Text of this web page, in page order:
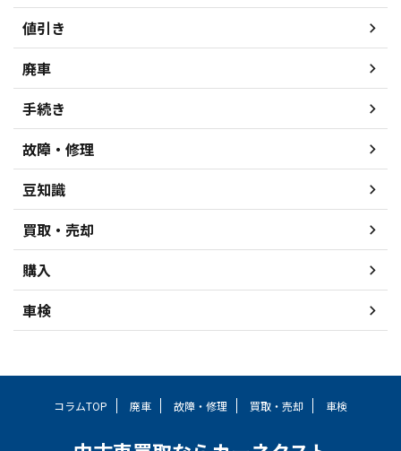
値引き
廃車
手続き
故障・修理
豆知識
買取・売却
購入
車検
コラムTOP 廃車 故障・修理 買取・売却 車検